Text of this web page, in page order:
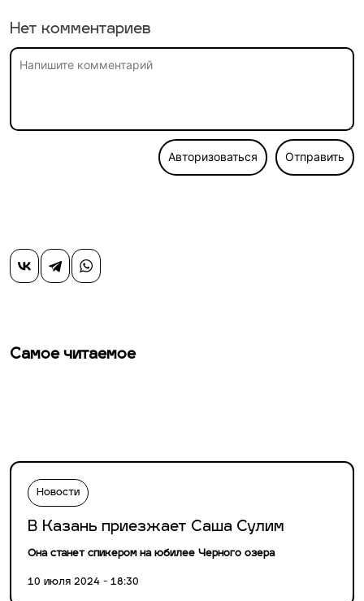
Нет комментариев
Авторизоваться Отправить
Самое читаемое
Новости
В Казань приезжает Саша Сулим
Она станет спикером на юбилее Черного озера
10 июля 2024 - 18:30